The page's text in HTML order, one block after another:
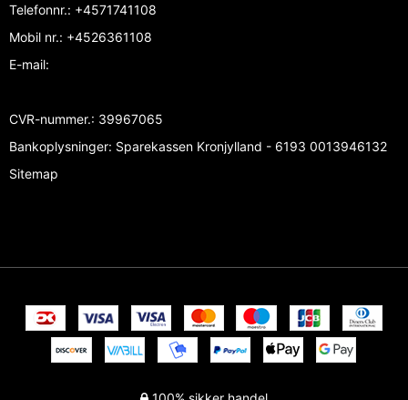
Telefonnr.: +4571741108
Mobil nr.: +4526361108
E-mail:
CVR-nummer.: 39967065
Bankoplysninger: Sparekassen Kronjylland - 6193 0013946132
Sitemap